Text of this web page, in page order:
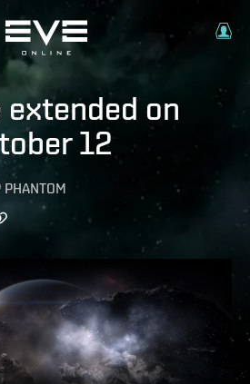
on
12
PHANTOM